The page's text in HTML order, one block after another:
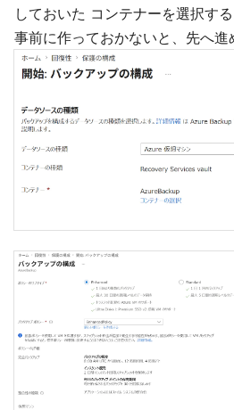
しておいた コンテナーを選択する
事前に作っておかないと、先へ進